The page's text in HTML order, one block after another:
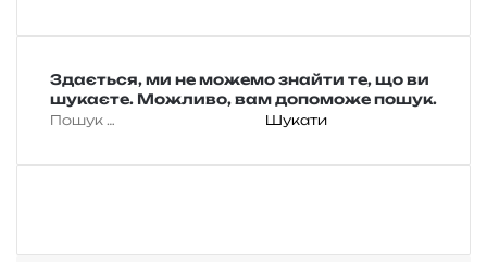
Здається, ми не можемо знайти те, що ви
шукаєте. Можливо, вам допоможе пошук.
П
ш